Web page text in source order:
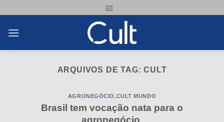
content
ARQUIVOS DE TAG:CULT
AGRONEGÓCIO,CULT MUNDO
Brasil tem vocação nata para o
agronegócio